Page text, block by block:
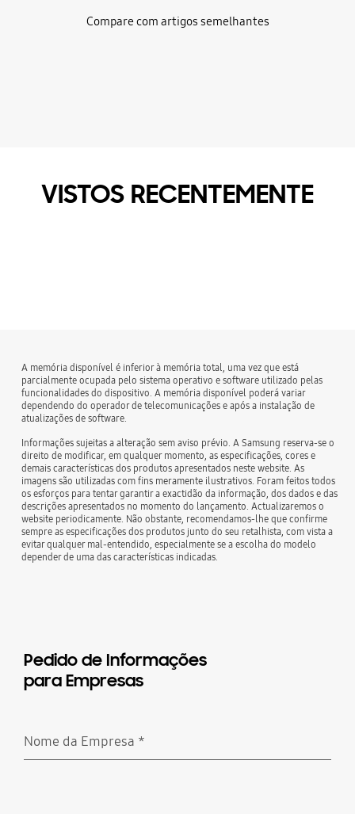
Compare com artigos semelhantes
VISTOS RECENTEMENTE
A memória disponível é inferior à memória total, uma vez que está
parcialmente ocupada pelo sistema operativo e software utilizado pelas
funcionalidades do dispositivo. A memória disponível poderá variar
dependendo do operador de telecomunicações e após a instalação de
atualizações de software.
Informações sujeitas a alteração sem aviso prévio. A Samsung reserva-se o
direito de modificar, em qualquer momento, as especificações, cores e
demais características dos produtos apresentados neste website. As
imagens são utilizadas com fins meramente ilustrativos. Foram feitos todos
os esforços para tentar garantir a exactidão da informação, dos dados e das
descrições apresentados no momento do lançamento. Actualizaremos o
website periodicamente. Não obstante, recomendamos-lhe que confirme
sempre as especificações dos produtos junto do seu retalhista, com vista a
evitar qualquer mal-entendido, especialmente se a escolha do modelo
depender de uma das características indicadas.
Pedido de Informações
para Empresas
Nome da Empresa *